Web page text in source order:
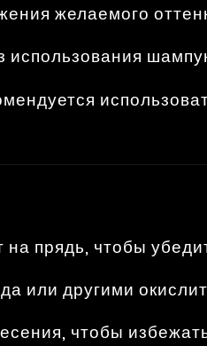
желаемого
использования
прядь, чтобы
или другими
чтобы